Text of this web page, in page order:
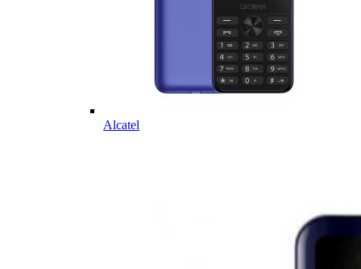
Alcatel